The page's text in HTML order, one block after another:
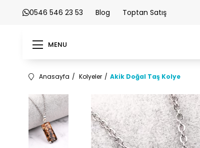
0546 546 23 53 Blog Toptan Satış
MENU
Anasayfa Kolyeler Akik Doğal Taş Kolye